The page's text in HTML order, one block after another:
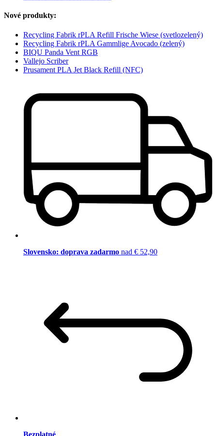
Nové produkty:
Recycling Fabrik rPLA Refill Frische Wiese (svetlozelený)
Recycling Fabrik rPLA Gammlige Avocado (zelený)
BIQU Panda Vent RGB
Vallejo Scriber
Prusament PLA Jet Black Refill (NFC)
Slovensko: doprava zadarmo nad € 52,90
Bezplatné